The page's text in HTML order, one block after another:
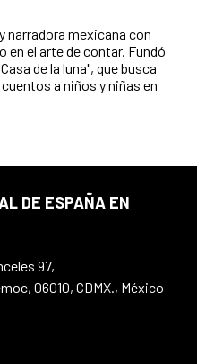
narradora mexicana con
en el arte de contar. Fundó
de la luna", que busca
a niños y niñas en
DE ESPAÑA EN
97,
06010, CDMX., México